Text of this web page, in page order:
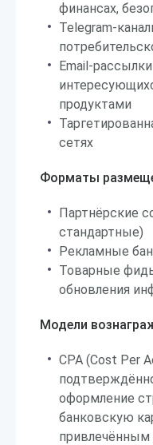
финансах,
Telegram-
Email-
продуктами
сетях
Форматы
Партнёрские
стандартные)
Рекламные
Товарные
обновления
Модели
CPA (Cost Per
оформление
банковскую